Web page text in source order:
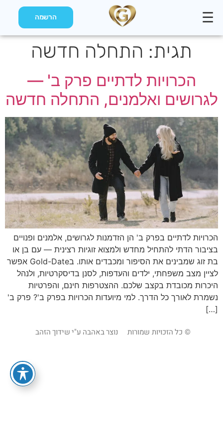
☰ הרשמה
תגית: התחלה חדשה
הכרויות לדתיים פרק ב' —
לגרושים ואלמנים, התחלה חדשה
הכרויות לדתיים בפרק ב' הן הזדמנות לגרושים, אלמנים ופנויים
בציבור הדתי להתחיל מחדש ולמצוא זוגיות רצינית — עם בן או
בת זוג שמבינים את הסיפור ומכבדים אותו. בGold-Date אפשר
לציין מצב משפחתי, ילדים והעדפות, לסנן בדיסקרטיות, ולנהל
היכרות מכובדת בקצב שלכם. ההצטרפות חינם, והפרטיות
נשמרת לאורך כל הדרך. למי מיועדות הכרויות בפרק ב'? פרק ב'
[…]
© כל הזכויות שמורות נוצר באהבה ע"י שידוך הזהב